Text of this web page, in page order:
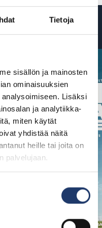
Tietoja
sisällön ja mainosten
ominaisuuksien
Lisäksi
ja analytiikka-
miten käytät
yhdistää näitä
heille tai joita on
palvelujaan.